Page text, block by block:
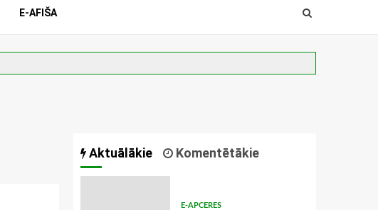
E-AFIŠA
Aktuālākie Komentētākie
E-APCERES